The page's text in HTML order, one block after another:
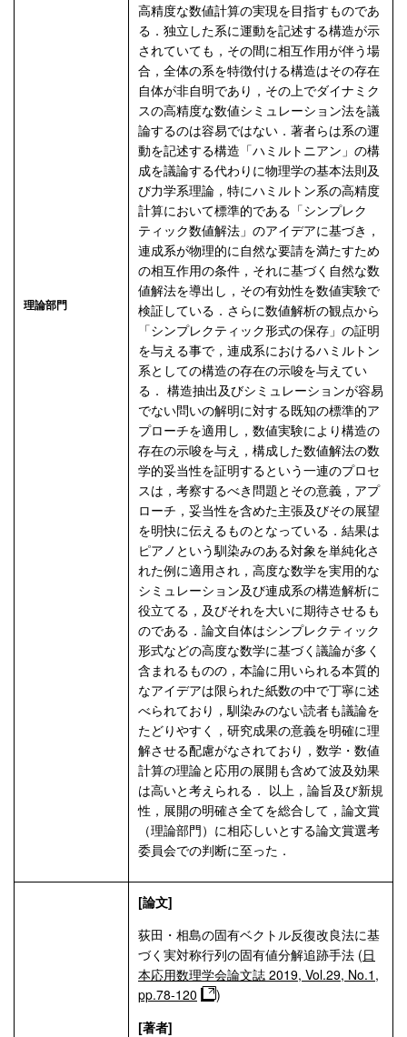
理論部門
高精度な数値計算の実現を目指すものであ
る．独立した系に運動を記述する構造が示
されていても，その間に相互作用が伴う場
合，全体の系を特徴付ける構造はその存在
自体が非自明であり，その上でダイナミク
スの高精度な数値シミュレーション法を議
論するのは容易ではない．著者らは系の運
動を記述する構造「ハミルトニアン」の構
成を議論する代わりに物理学の基本法則及
び力学系理論，特にハミルトン系の高精度
計算において標準的である「シンプレク
ティック数値解法」のアイデアに基づき，
連成系が物理的に自然な要請を満たすため
の相互作用の条件，それに基づく自然な数
値解法を導出し，その有効性を数値実験で
検証している．さらに数値解析の観点から
「シンプレクティック形式の保存」の証明
を与える事で，連成系におけるハミルトン
系としての構造の存在の示唆を与えてい
る． 構造抽出及びシミュレーションが容易
でない問いの解明に対する既知の標準的ア
プローチを適用し，数値実験により構造の
存在の示唆を与え，構成した数値解法の数
学的妥当性を証明するという一連のプロセ
スは，考察するべき問題とその意義，アプ
ローチ，妥当性を含めた主張及びその展望
を明快に伝えるものとなっている．結果は
ピアノという馴染みのある対象を単純化さ
れた例に適用され，高度な数学を実用的な
シミュレーション及び連成系の構造解析に
役立てる，及びそれを大いに期待させるも
のである．論文自体はシンプレクティック
形式などの高度な数学に基づく議論が多く
含まれるものの，本論に用いられる本質的
なアイデアは限られた紙数の中で丁寧に述
べられており，馴染みのない読者も議論を
たどりやすく，研究成果の意義を明確に理
解させる配慮がなされており，数学・数値
計算の理論と応用の展開も含めて波及効果
は高いと考えられる． 以上，論旨及び新規
性，展開の明確さ全てを総合して，論文賞
（理論部門）に相応しいとする論文賞選考
委員会での判断に至った．
[論文]
荻田・相島の固有ベクトル反復改良法に基
づく実対称行列の固有値分解追跡手法 (日
本応用数理学会論文誌 2019, Vol.29, No.1,
pp.78-120
)
[著者]